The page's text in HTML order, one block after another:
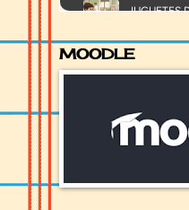
MOODLE